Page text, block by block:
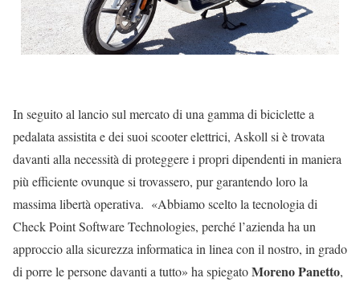
In seguito al lancio sul mercato di una gamma di biciclette a
pedalata assistita e dei suoi scooter elettrici, Askoll si è trovata
davanti alla necessità di proteggere i propri dipendenti in maniera
più efficiente ovunque si trovassero, pur garantendo loro la
massima libertà operativa. «Abbiamo scelto la tecnologia di
Check Point Software Technologies, perché l’azienda ha un
approccio alla sicurezza informatica in linea con il nostro, in grado
di porre le persone davanti a tutto» ha spiegatoMoreno Panetto,